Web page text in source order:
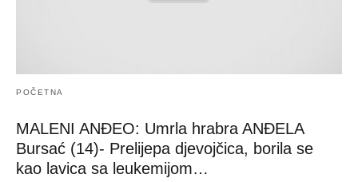
POČETNA
MALENI ANĐEO: Umrla hrabra ANĐELA
Bursać (14)- Prelijepa djevojčica, borila se
kao lavica sa leukemijom…